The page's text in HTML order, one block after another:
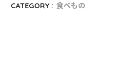
CATEGORY : 食べもの